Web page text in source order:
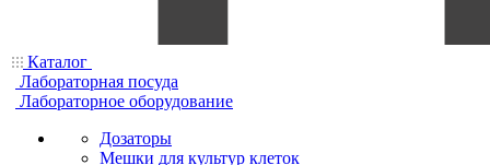
Каталог
Лабораторная посуда
Лабораторное оборудование
Дозаторы
Мешки для культур клеток